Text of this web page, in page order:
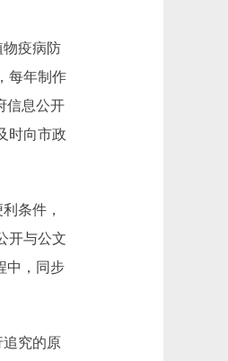
疫病防
每年制作
信息公开
时向市政
条件，
开与公文
中，同步
究的原